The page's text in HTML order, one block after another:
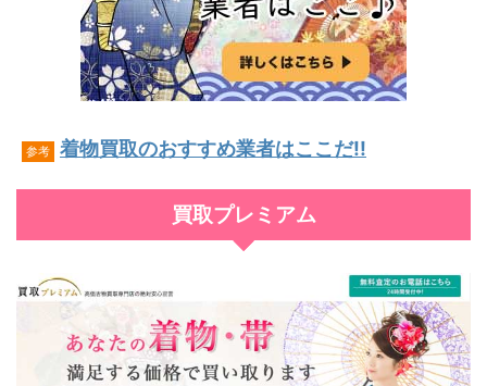
参考 着物買取のおすすめ業者はここだ!!
買取プレミアム